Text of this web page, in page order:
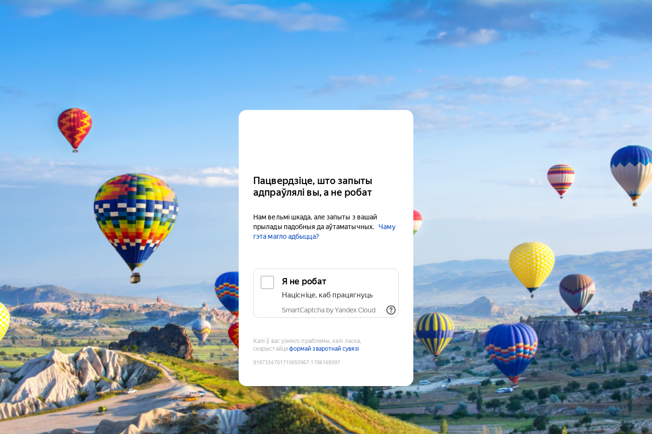
Пацвердзіце, што запыты
адпраўлялі вы, а не робат
Нам вельмі шкада, але запыты з вашай
прылады падобныя да аўтаматычных.
Чаму
гэта магло адбыцца?
Я не робат
Націсніце, каб працягнуць
SmartCaptcha by Yandex Cloud
Калі ў вас узніклі праблемы, калі ласка,
скарыстайцеформай зваротнай сувязі
9187334701710055967:1786169397